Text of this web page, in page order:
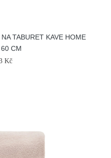
TABURET KAVE HOME
CM
Kč